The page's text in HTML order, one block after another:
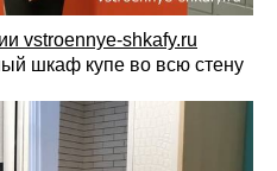
vstroennye-shkafy.ru
шкаф купе во всю стену